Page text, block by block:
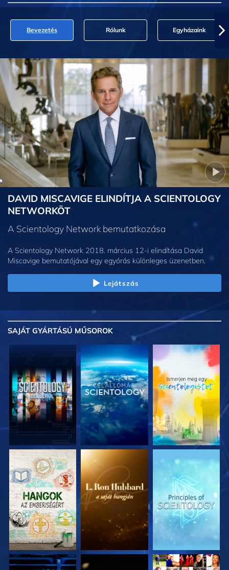
Bevezetés Rólunk Egyházaink
DAVID MISCAVIGE ELINDÍTJA A SCIENTOLOGY
NETWORKÖT
A Scientology Network bemutatkozása
A Scientology Network 2018. március 12-i elindítása David
Miscavige bemutatójával egy egyórás különleges üzenetben.
Lejátszás
SAJÁT GYÁRTÁSÚ MŰSOROK
A SOROZAT
RÉSZEI
A SOROZAT
RÉSZEI
A SOROZAT
RÉSZEI